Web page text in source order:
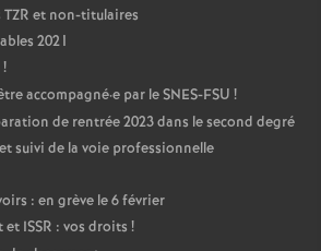
et non-titulaires
2021
!
accompagné·e par le SNES-FSU !
de rentrée 2023 dans le second degré
suivi de la voie professionnelle
: en grève le 6 février
ISSR : vos droits !